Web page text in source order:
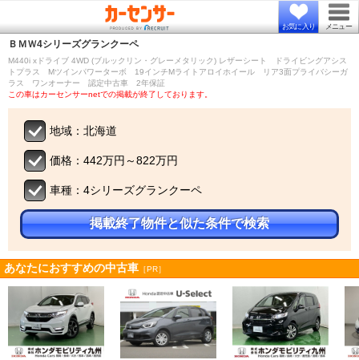
お気に入り メニュー
ＢＭＷ4シリーズグランクーペ
M440i xドライブ 4WD (ブルックリン・グレーメタリック) レザーシート ドライビングアシス
トプラス Mツインパワーターボ 19インチMライトアロイホイール リア3面プライバシーガ
ラス ワンオーナー 認定中古車 2年保証
この車はカーセンサーnetでの掲載が終了しております。
地域：北海道
価格：442万円～822万円
車種：4シリーズグランクーペ
掲載終了物件と似た条件で検索
あなたにおすすめの中古車 ［PR］